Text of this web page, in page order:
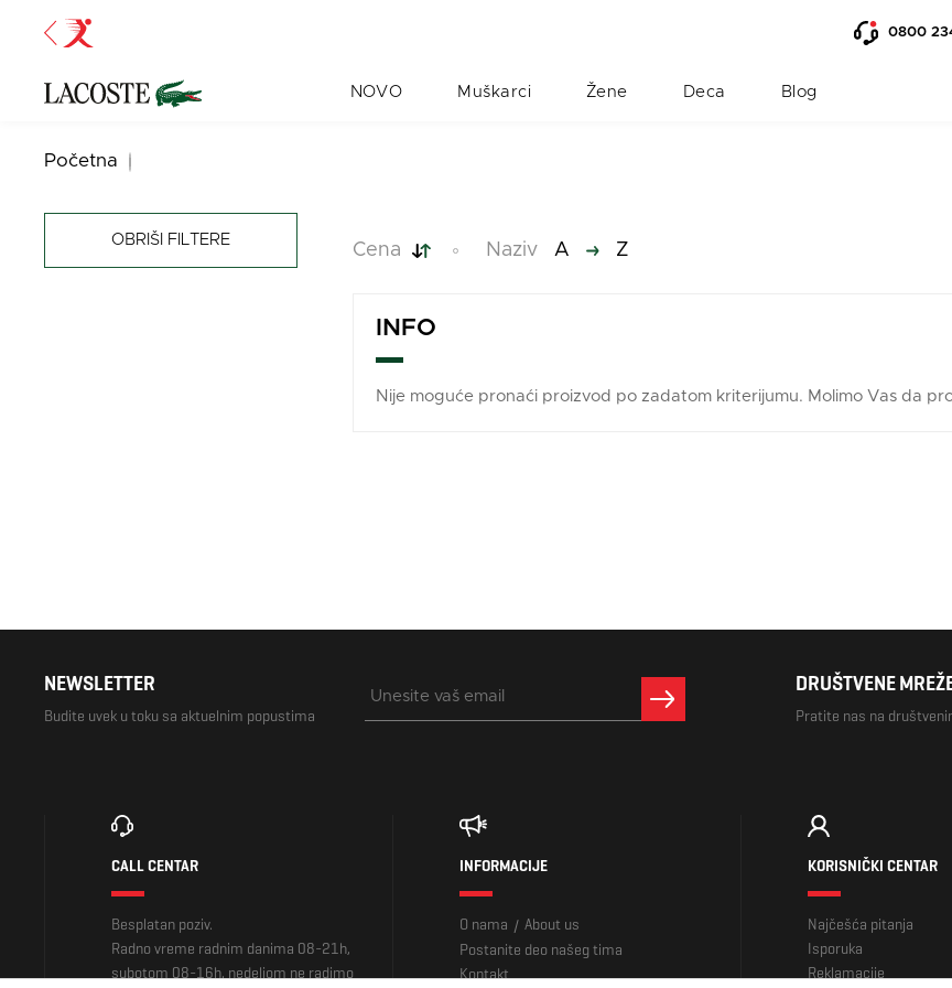
0800
NOVO Muškarci Žene Deca Blog
Početna
OBRIŠI FILTERE
cena naziv a z
INFO
Nije moguće pronaći proizvod po zadatom kriterijumu. Molimo Vas da
NEWSLETTER
Budite uvek u toku sa aktuelnim popustima
DRUŠTVENE
Pratite nas na
CALL CENTAR
Besplatan poziv.
Radno vreme radnim danima 08-21h,
subotom 08-16h, nedeljom ne radimo
INFORMACIJE
O nama / About us
Postanite deo našeg tima
Kontakt
KORISNIČKI CENTAR
Najčešća pitanja
Isporuka
Reklamacije